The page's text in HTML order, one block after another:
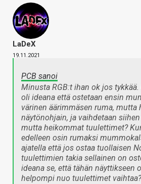
LaDeX
19.11.2021
PCB sanoi
Minusta RGB:t ihan ok jos
oli ideana että ostetaan ensin
värinen äärimmäsen ruma, mutta
näytönohjain, ja vaihdetaan
mutta heikommat tuulettimet?
edelleen osin rumaksi
ajatella että jos ostaa tuollaisen
tuulettimien takia sellainen on
ideana se, että tähän näyttikseen
helpompi nuo tuulettimet vaihtaa?